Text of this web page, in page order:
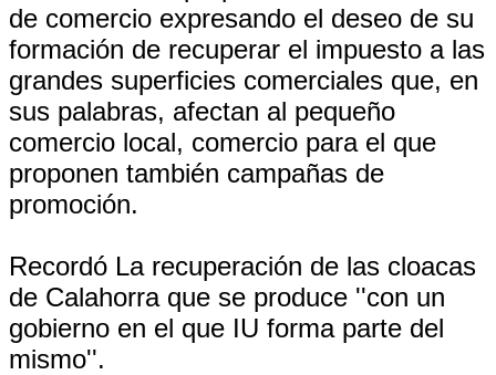
de comercio expresando el deseo de su
formación de recuperar el impuesto a las
grandes superficies comerciales que, en
sus palabras, afectan al pequeño
comercio local, comercio para el que
proponen también campañas de
promoción.
Recordó La recuperación de las cloacas
de Calahorra que se produce ''con un
gobierno en el que IU forma parte del
mismo''.